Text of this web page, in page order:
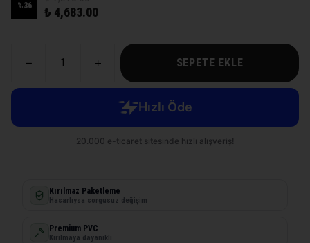
%36 ₺ 4,683.00
SEPETE EKLE
Kırılmaz Paketleme
Hasarlıysa sorgusuz değişim
Premium PVC
Kırılmaya dayanıklı